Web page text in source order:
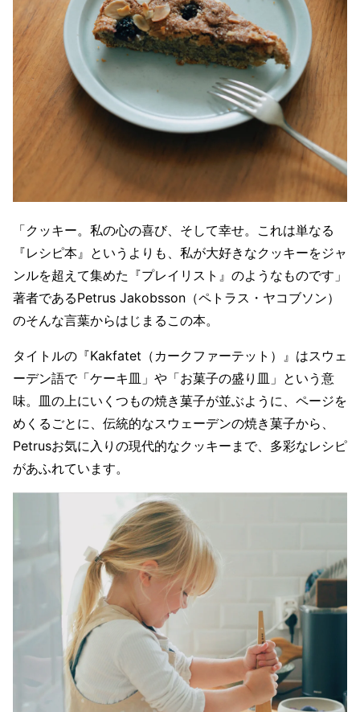
「クッキー。私の心の喜び、そして幸せ。これは単なる
『レシピ本』というよりも、私が大好きなクッキーをジャ
ンルを超えて集めた『プレイリスト』のようなものです」
著者であるPetrus Jakobsson（ペトラス・ヤコブソン）
のそんな言葉からはじまるこの本。
タイトルの『Kakfatet（カークファーテット）』はスウェ
ーデン語で「ケーキ皿」や「お菓子の盛り皿」という意
味。皿の上にいくつもの焼き菓子が並ぶように、ページを
めくるごとに、伝統的なスウェーデンの焼き菓子から、
Petrusお気に入りの現代的なクッキーまで、多彩なレシピ
があふれています。